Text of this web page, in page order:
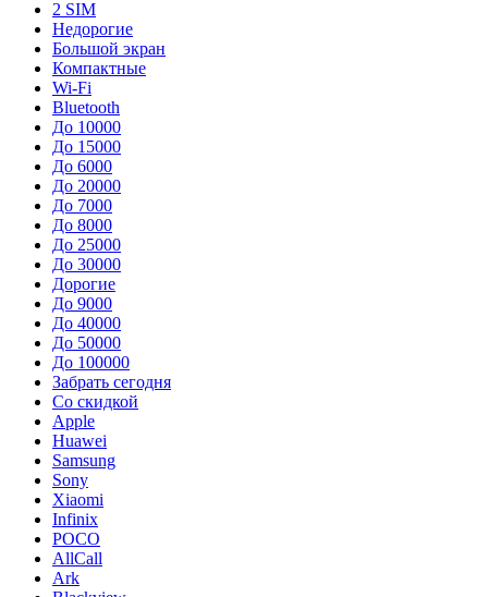
2 SIM
Недорогие
Большой экран
Компактные
Wi-Fi
Bluetooth
До 10000
До 15000
До 6000
До 20000
До 7000
До 8000
До 25000
До 30000
Дорогие
До 9000
До 40000
До 50000
До 100000
Забрать сегодня
Со скидкой
Apple
Huawei
Samsung
Sony
Xiaomi
Infinix
POCO
AllCall
Ark